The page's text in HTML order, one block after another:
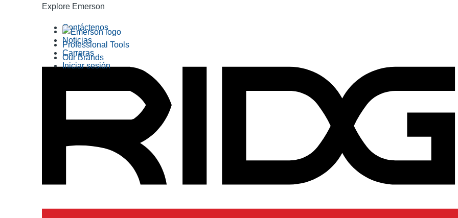
Explore Emerson
Professional Tools
Our Brands
Contáctenos
Noticias
Carreras
Iniciar sesión